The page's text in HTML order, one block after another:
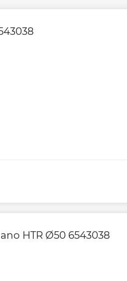
HTR Ø50 6543038